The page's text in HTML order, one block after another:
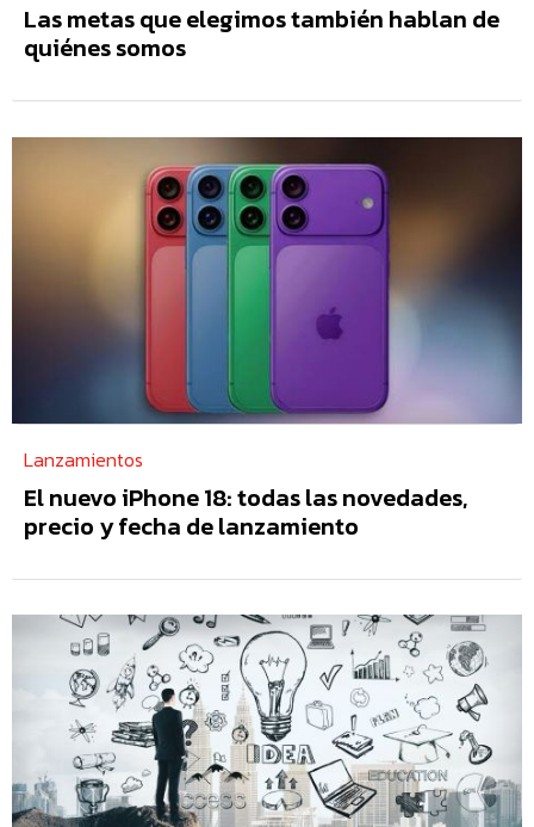
Las metas que elegimos también hablan de
quiénes somos
Lanzamientos
El nuevo iPhone 18: todas las novedades,
precio y fecha de lanzamiento